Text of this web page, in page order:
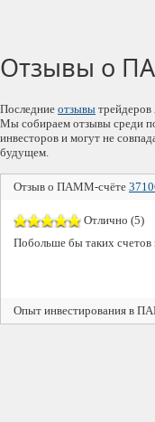
Отзывы о
Последние отзывы
Мы собираем отзывы среди
инвесторов и могут не
будущем.
Отзыв о ПАММ-счёте
Отлично (5)
Побольше бы таких счетов
Опыт инвестирования в